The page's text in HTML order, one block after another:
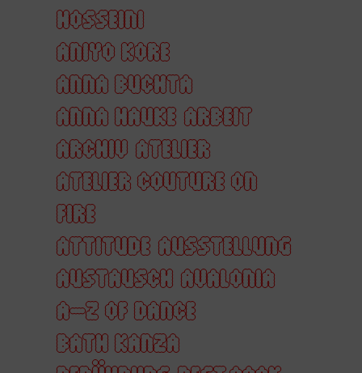
HOSSEINI
ANIYO KORE
ANNA BUCHTA
ANNA HAUKE ARBEIT
ARCHIV ATELIER
ATELIER COUTURE ON
FIRE
ATTITUDE AUSSTELLUNG
AUSTAUSCH AVALONIA
A–Z OF DANCE
BATH KANZA